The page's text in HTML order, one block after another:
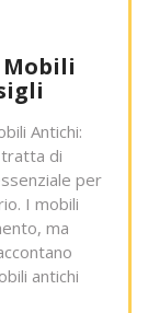
Antichi:
tratta di
per
I mobili
ma
antichi